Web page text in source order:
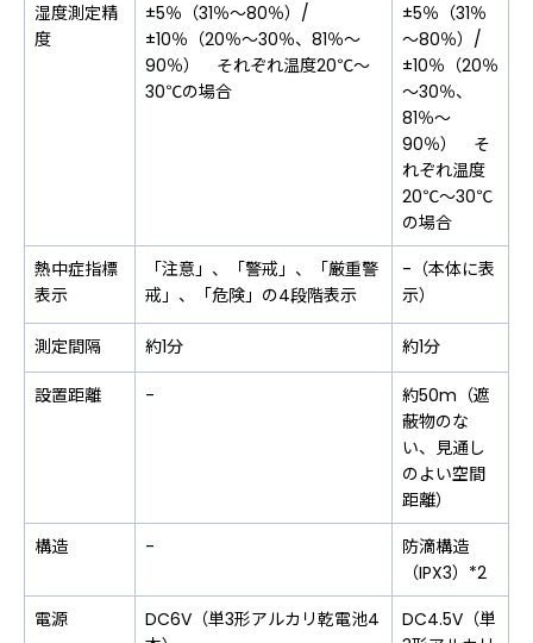
湿度測定精
度
±5％（31％～80％）/
±10％（20％～30％、81％～
90％） それぞれ温度20℃～
30℃の場合
±5％（31％
～80％）/
±10％（20％
～30％、
81％～
90％） そ
れぞれ温度
20℃～30℃
の場合
熱中症指標
表示
「注意」、「警戒」、「厳重警
戒」、「危険」の4段階表示
-（本体に表
示）
測定間隔 約1分 約1分
設置距離 -
約50m（遮
蔽物のな
い、見通し
のよい空間
距離）
構造
-
防滴構造
（IPX3）*2
電源
DC6V（単3形アルカリ乾電池4
DC4.5V（単